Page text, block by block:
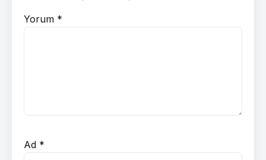
Yorum *
Ad *